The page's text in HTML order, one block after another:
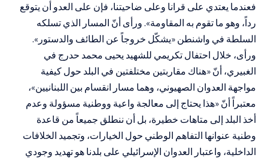
فعندما يعتدي على قرانا وعلى ضاحيتنا، فإن على العدو أن يتوقع
رداً، وهو ما تقوم به المقاومة». ورأى أنّ المسار الذي تسلكه
السلطة في واشنطن «يشكّل خروجاً عن الطائف والدستور».
ورأى، خلال احتفال تكريمي للشهيد يحيى محمد حدرج في
الغبيري، أنّ «هناك مقاربتين مختلفتين في البلد حول كيفية
مواجهة العدوان الصهيوني، وهما مسار انقسام بين اللبنانيين»،
معتبراً أنّ «هذا يحتاج إلى معالجة واعية ووطنية مسؤولة وعدم
أخذ البلد إلى متاهات خطيرة، بل أن ننطلق جميعاً من قاعدة
وطنية عنوانها التفاهم الوطني حول الخيارات، وتجميد الخلافات
الداخلية، واعتبار العدوان الإسرائيلي على بلدنا هو تهديد وجودي